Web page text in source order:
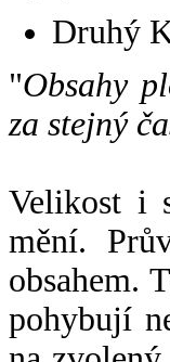
Druhý
"Obsahy
za stejný
Velikost i
mění.
obsahem.
pohybují